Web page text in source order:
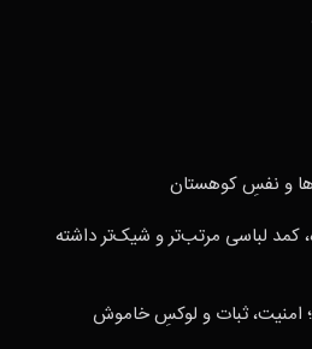
و نفسِ کوهستان
کمد لباسی مرتب‌تر و شیک‌تر داشته
امنیت، ثبات و لوکسِ خاموش